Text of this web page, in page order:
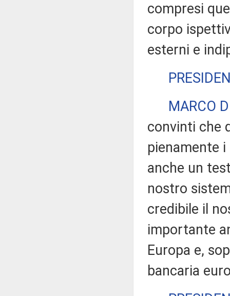
compresi
corpo
esterni e
MARCO
convinti che
pienamente
anche un
nostro
credibile il
importante
Europa e,
bancaria